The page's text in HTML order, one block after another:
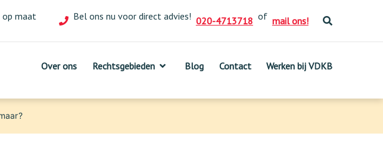
op maat Bel ons nu voor direct advies! 020-4713718 of mail ons!
Over ons Rechtsgebieden Blog Contact Werken bij VDKB
Over ons Rechtsgebieden Blog Contact Werken bij VDKB